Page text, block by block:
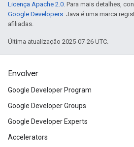
Licença Apache 2.0. Para mais detalhes,
Google Developers. Java é uma marca
afiliadas.
Última atualização 2025-07-26 UTC.
Envolver
Google Developer Program
Google Developer Groups
Google Developer Experts
Accelerators